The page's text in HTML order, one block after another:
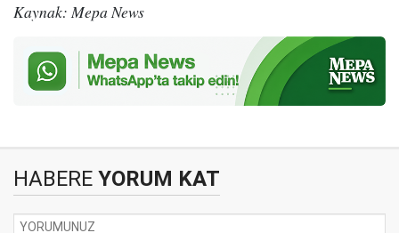
Kaynak: Mepa News
HABERE YORUM KAT